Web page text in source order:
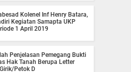
Kolenel Inf Henry Batara,
Kegiatan Samapta UKP
1 April 2019
Penjelasan Pemegang Bukti
Hak Tanah Berupa Letter
Petok D